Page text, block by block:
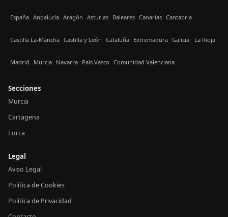
España Andalucía Aragón Asturias Baleares Canarias Cantabria
Castilla La-Mancha Castilla y León Cataluña Extremadura Galicia La Rioja
Madrid Murcia Navarra País Vasco Comunidad Valenciana
Secciones
Murcia
Cartagena
Lorca
Legal
Aviso Legal
Política de Cookies
Política de Privacidad